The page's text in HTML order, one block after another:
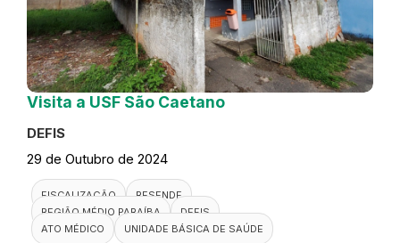
Visita a USF São Caetano
DEFIS
29 de Outubro de 2024
FISCALIZAÇÃO
RESENDE
REGIÃO MÉDIO PARAÍBA
DEFIS
ATO MÉDICO
UNIDADE BÁSICA DE SAÚDE